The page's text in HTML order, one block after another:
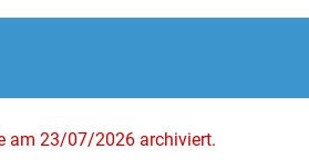
am 23/07/2026 archiviert.